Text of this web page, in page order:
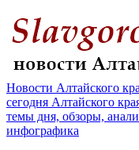
Новости Алтайского
сегодня Алтайского
темы дня, обзоры,
инфографика